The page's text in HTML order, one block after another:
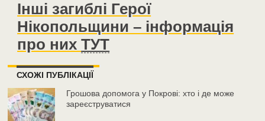
Інші загиблі Герої
Нікопольщини – інформація
про нихТУТ
СХОЖІ ПУБЛІКАЦІЇ
Грошова допомога у Покрові: хто і де може
зареєструватися